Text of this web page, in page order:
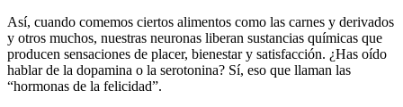
Así, cuando comemos ciertos alimentos como las carnes y derivados
y otros muchos, nuestras neuronas liberan sustancias químicas que
producen sensaciones de placer, bienestar y satisfacción. ¿Has oído
hablar de la dopamina o la serotonina? Sí, eso que llaman las
“hormonas de la felicidad”.